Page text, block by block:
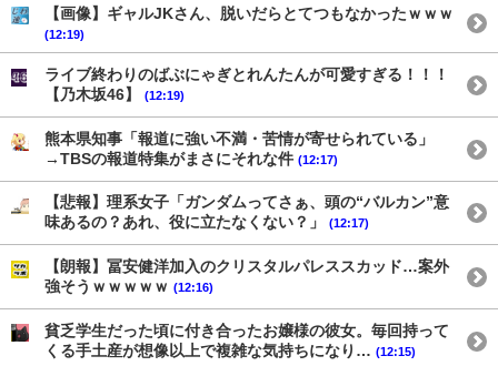
【画像】ギャルJKさん、脱いだらとてつもなかったｗｗｗ
(12:19)
ライブ終わりのばぶにゃぎとれんたんが可愛すぎる！！！
【乃木坂46】
(12:19)
熊本県知事「報道に強い不満・苦情が寄せられている」
→TBSの報道特集がまさにそれな件 (12:17)
【悲報】理系女子「ガンダムってさぁ、頭の“バルカン”意
味あるの？あれ、役に立たなくない？」
(12:17)
【朗報】冨安健洋加入のクリスタルパレススカッド…案外
強そうｗｗｗｗｗ (12:16)
貧乏学生だった頃に付き合ったお嬢様の彼女。毎回持って
くる手土産が想像以上で複雑な気持ちになり… (12:15)